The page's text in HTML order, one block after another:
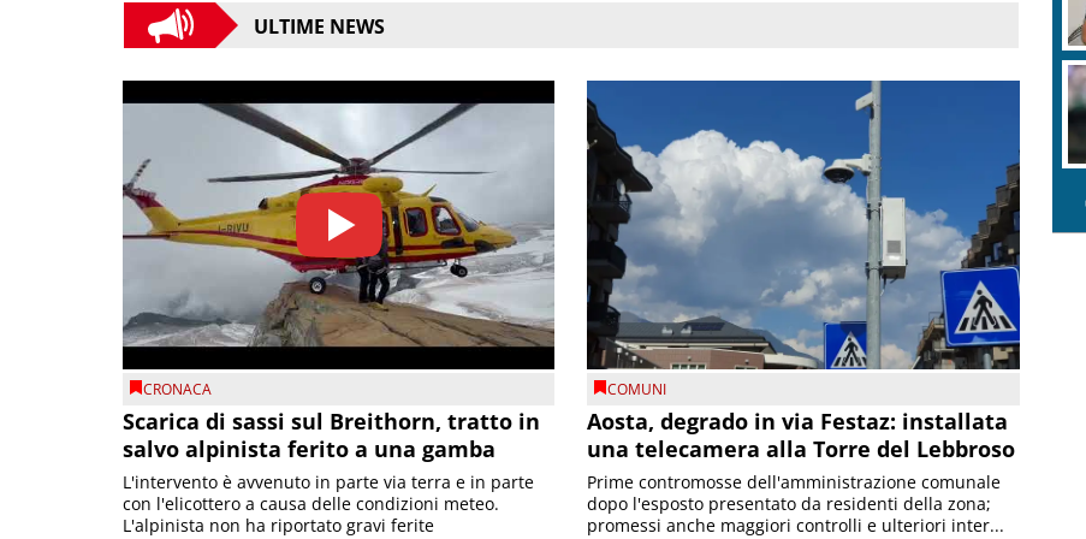
ULTIME NEWS
CRONACA
Scarica di sassi sul Breithorn, tratto in
salvo alpinista ferito a una gamba
L'intervento è avvenuto in parte via terra e in parte
con l'elicottero a causa delle condizioni meteo.
L'alpinista non ha riportato gravi ferite
COMUNI
Aosta, degrado in via Festaz: installata
una telecamera alla Torre del Lebbroso
Prime contromosse dell'amministrazione comunale
dopo l'esposto presentato da residenti della zona;
promessi anche maggiori controlli e ulteriori inter...